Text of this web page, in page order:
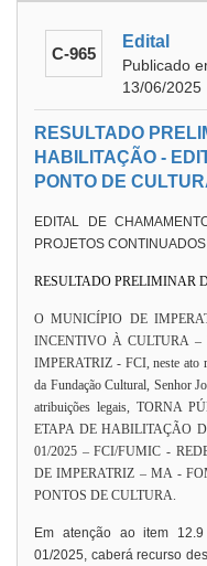
C-965
Edital
Publicado
13/06/2025
RESULTADO
HABILITAÇÃO -
PONTO DE
EDITAL DE
PROJETOS
RESULTADO PRELIMINAR
O MUNICÍPIO DE
INCENTIVO À CULTURA
IMPERATRIZ - FCI, neste ato
da Fundação Cultural, Senhor
atribuições legais, TORNA
ETAPA DE HABILITAÇÃO
01/2025 – FCI/FUMIC -
DE IMPERATRIZ – MA -
PONTOS DE CULTURA.
Em atenção ao item
01/2025, caberá recurso